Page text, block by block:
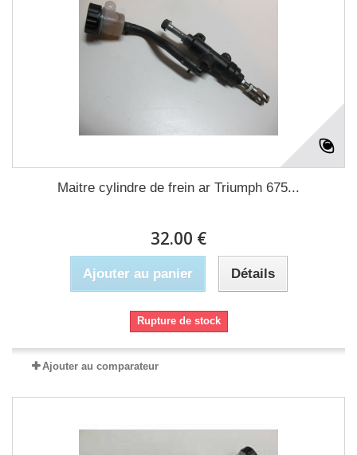
Maitre cylindre de frein ar Triumph 675...
32.00 €
Ajouter au panier Détails
Rupture de stock
Ajouter au comparateur